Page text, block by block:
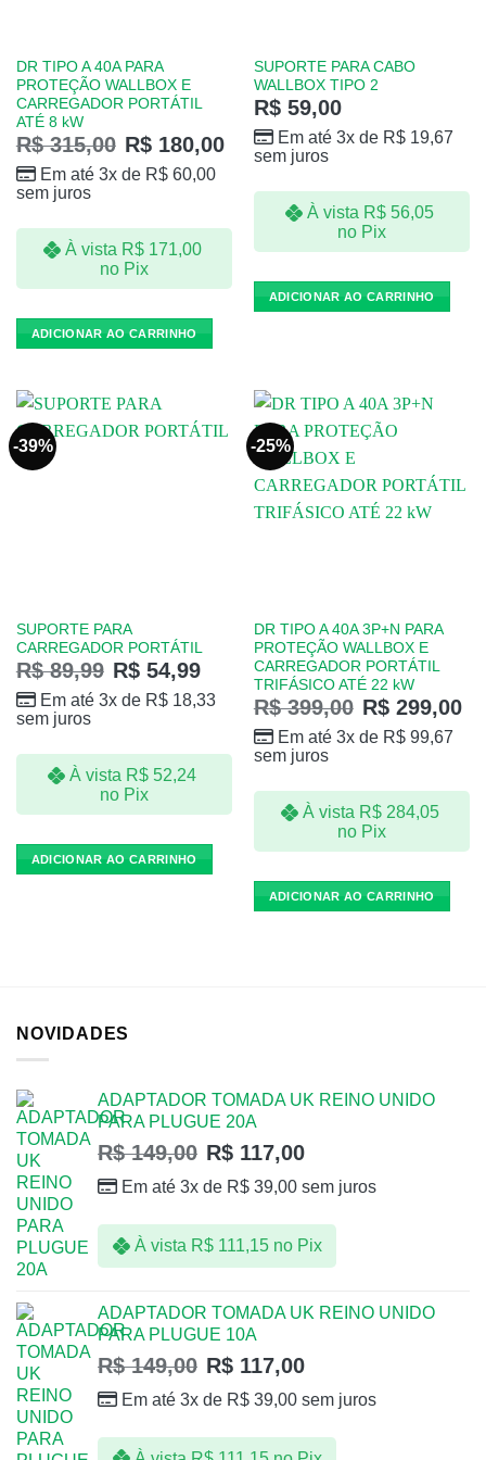
DR TIPO A 40A PARA
PROTEÇÃO WALLBOX E
CARREGADOR PORTÁTIL
ATÉ 8 kW
R$315,00 R$180,00
Em até 3x de R$60,00
sem juros
À vista R$171,00
no Pix
ADICIONAR AO CARRINHO
SUPORTE PARA CABO
WALLBOX TIPO 2
R$59,00
Em até 3x de R$19,67
sem juros
À vista R$ 56,05
no Pix
ADICIONAR AO CARRINHO
-39%
SUPORTE PARA
CARREGADOR PORTÁTIL
R$89,99 R$54,99
Em até 3x de R$18,33
sem juros
À vista R$ 52,24
no Pix
ADICIONAR AO CARRINHO
-25%
DR TIPO A 40A 3P+N PARA
PROTEÇÃO WALLBOX E
CARREGADOR PORTÁTIL
TRIFÁSICO ATÉ 22 kW
R$399,00 R$299,00
Em até 3x de R$99,67
sem juros
À vista R$284,05
no Pix
ADICIONAR AO CARRINHO
NOVIDADES
ADAPTADOR TOMADA UK REINO UNIDO
PARA PLUGUE 20A
R$149,00 R$ 117,00
Em até 3x de R$ 39,00 sem juros
À vista R$111,15 no Pix
ADAPTADOR TOMADA UK REINO UNIDO
PARA PLUGUE 10A
R$149,00 R$ 117,00
Em até 3x de R$ 39,00 sem juros